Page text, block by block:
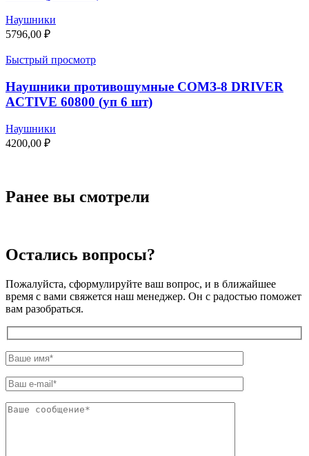
Наушники
5796,00 ₽
Быстрый просмотр
Наушники противошумные СОМЗ-8 DRIVER
ACTIVE 60800 (уп 6 шт)
Наушники
4200,00 ₽
Ранее вы смотрели
Остались вопросы?
Пожалуйста, сформулируйте ваш вопрос, и в ближайшее
время с вами свяжется наш менеджер. Он с радостью поможет
вам разобраться.